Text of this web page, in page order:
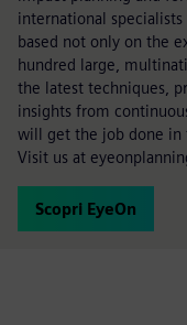
international
based not only on the
hundred large,
the latest techniques,
insights from
will get the job done in
Visit us at
Scopri EyeOn